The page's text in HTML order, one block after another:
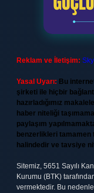
Reklam ve İletişim:
Yasal Uyarı: Bu
şirketi ile hiçbir
hazırladığımız
haber niteliği
paylaşım
benzerlikleri
halindedir ve tavsiye
Sitemiz, 5651 Sayılı
Kurumu (BTK)
vermektedir. Bu